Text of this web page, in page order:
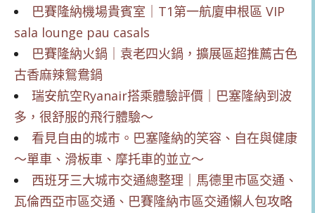
巴賽隆納機場貴賓室｜T1第一航廈申根區 VIP
sala lounge pau casals
巴賽隆納火鍋｜袁老四火鍋，擴展區超推薦古色
古香麻辣鴛鴦鍋
瑞安航空Ryanair搭乘體驗評價｜巴塞隆納到波
多，很舒服的飛行體驗～
看見自由的城市。巴塞隆納的笑容、自在與健康
～單車、滑板車、摩托車的並立～
西班牙三大城市交通總整理｜馬德里市區交通、
瓦倫西亞市區交通、巴賽隆納市區交通懶人包攻略